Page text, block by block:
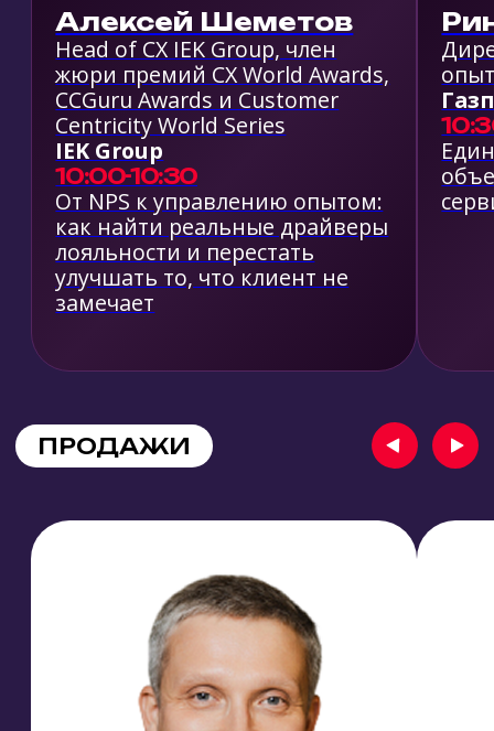
Познакомитесь с актуальными
разработками
Протестируете инновационные
инструменты
Расширите круг профессиональных
связей
Найдёте новых партнеров и
поставщиков
Получите уникальные условия на
внедрение эффективных решений от
ведущих разработчиков и поставщиков
услуг
Получите новые идеи и решения
ДЛЯ ЭКСПОНЕНТОВ
Представите свои продукты в действии
заинтересованной аудитории
Получите 500+ контактов всего за 1 день
Воспользуетесь возможностями
нетворкинга и бизнес-дейтинга и найдите
новых партнеров и клиентов
Заключите выгодные контракты